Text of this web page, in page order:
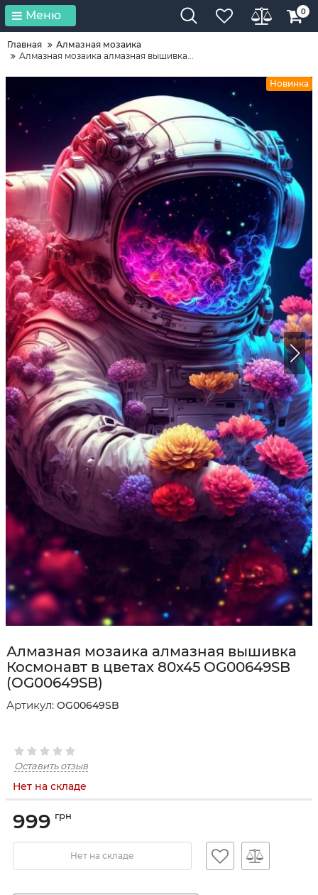
Меню 0
Главная
Алмазная мозаика
Алмазная мозаика алмазная вышивка...
Новинка
Алмазная мозаика алмазная вышивка
Космонавт в цветах 80x45 OG00649SB
(OG00649SB)
Артикул: OG00649SB
Оставить отзыв
Нет на складе
999 грн
Нет на складе